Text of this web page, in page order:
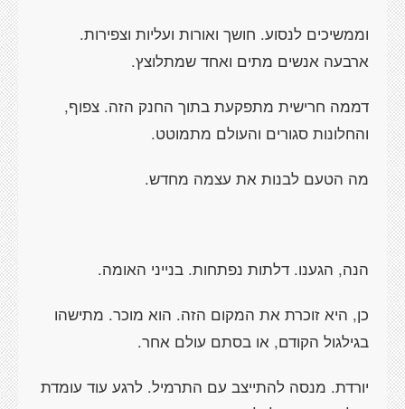
וממשיכים לנסוע. חושך ואורות ועליות וצפירות.
ארבעה אנשים מתים ואחד שמתלוצץ.
דממה חרישית מתפקעת בתוך החנק הזה. צפוף,
והחלונות סגורים והעולם מתמוטט.
מה הטעם לבנות את עצמה מחדש.
הנה, הגענו. דלתות נפתחות. בנייני האומה.
כן, היא זוכרת את המקום הזה. הוא מוכר. מתישהו
בגילגול הקודם, או בסתם עולם אחר.
יורדת. מנסה להתייצב עם התרמיל. לרגע עוד עומדת